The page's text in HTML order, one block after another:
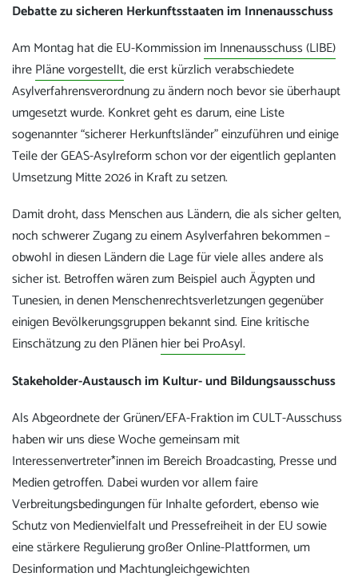
Debatte zu sicheren Herkunftsstaaten im Innenausschuss
Am Montag hat die EU-Kommissionim Innenausschuss (LIBE)
ihrePläne vorgestellt, die erst kürzlich verabschiedete
Asylverfahrensverordnung zu ändern noch bevor sie überhaupt
umgesetzt wurde. Konkret geht es darum, eine Liste
sogenannter “sicherer Herkunftsländer” einzuführen und einige
Teile der GEAS-Asylreform schon vor der eigentlich geplanten
Umsetzung Mitte 2026 in Kraft zu setzen.
Damit droht, dass Menschen aus Ländern, die als sicher gelten,
noch schwerer Zugang zu einem Asylverfahren bekommen –
obwohl in diesen Ländern die Lage für viele alles andere als
sicher ist. Betroffen wären zum Beispiel auch Ägypten und
Tunesien, in denen Menschenrechtsverletzungen gegenüber
einigen Bevölkerungsgruppen bekannt sind. Eine kritische
Einschätzung zu den Plänenhier bei ProAsyl.
Stakeholder-Austausch im Kultur- und Bildungsausschuss
Als Abgeordnete der Grünen/EFA-Fraktion im CULT-Ausschuss
haben wir uns diese Woche gemeinsam mit
Interessenvertreter*innen im Bereich Broadcasting, Presse und
Medien getroffen. Dabei wurden vor allem faire
Verbreitungsbedingungen für Inhalte gefordert, ebenso wie
Schutz von Medienvielfalt und Pressefreiheit in der EU sowie
eine stärkere Regulierung großer Online-Plattformen, um
Desinformation und Machtungleichgewichten